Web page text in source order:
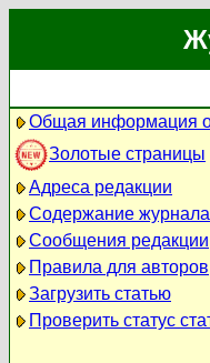
Общая информация
Золотые страницы
Адреса редакции
Содержание журнала
Сообщения редакции
Правила для авторов
Загрузить статью
Проверить статус